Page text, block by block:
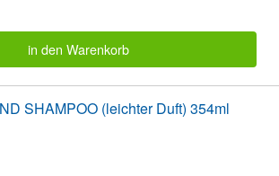
in den Warenkorb
SHAMPOO (leichter Duft) 354ml